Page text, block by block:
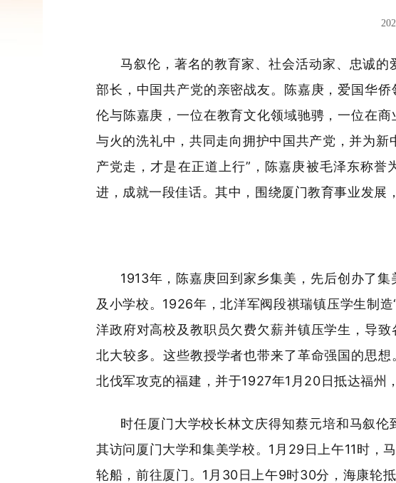
马叙伦，著名的教育家、社会活动家、忠诚
部长，中国共产党的亲密战友。陈嘉庚，爱国华
伦与陈嘉庚，一位在教育文化领域驰骋，一位在
与火的洗礼中，共同走向拥护中国共产党，并为
产党走，才是在正道上行”，陈嘉庚被毛泽东称
进，成就一段佳话。其中，围绕厦门教育事业发展
1913年，陈嘉庚回到家乡集美，先后创办了
及小学校。1926年，北洋军阀段祺瑞镇压学生制
洋政府对高校及教职员欠费欠薪并镇压学生，导
北大较多。这些教授学者也带来了革命强国的思
北伐军攻克的福建，并于1927年1月20日抵达福州
时任厦门大学校长林文庆得知蔡元培和马叙
其访问厦门大学和集美学校。1月29日上午11时，
轮船，前往厦门。1月30日上午9时30分，海康轮